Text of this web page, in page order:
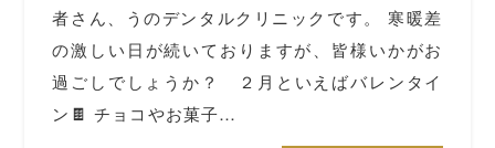
者さん、うのデンタルクリニックです。 寒暖差
の激しい日が続いておりますが、皆様いかがお
過ごしでしょうか？ ２月といえばバレンタイ
ン🍫 チョコやお菓子…